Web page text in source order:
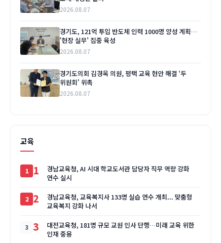
2026.08.07
경기도, 121억 투입 반도체 인력 1000명 양성 계획…
'현장 실무' 집중 육성
2026.08.07
경기도의회 김경옥 의원, 평택 교육 현안 해결 ‘두
위원회’ 위촉
2026.08.07
교육
1
경남교육청, AI 시대 학교도서관 담당자 직무 역량 강화
연수 실시
2
경남교육청, 교육복지사 133명 실습 연수 개최... 맞춤형
교육복지 강화 나서
3
대전교육청, 181명 규모 교원 인사 단행…미래 교육 위한
인재 중용